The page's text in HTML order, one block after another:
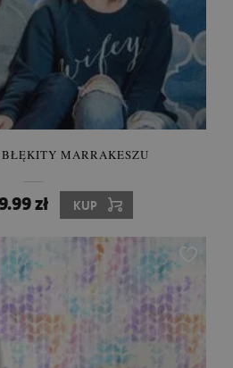
BŁĘKITY MARRAKESZU
zł KUP